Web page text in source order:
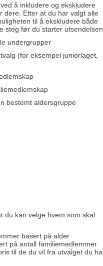
å inkludere og ekskludere
dere. Etter at du har valgt alle
til å ekskludere både
steg før du starter
undergrupper
(for eksempel juniorlaget,
bestemt aldersgruppe
du kan velge hvem som skal
basert på alder
på antall familiemedlemmer
til de du vil fra utvalget du